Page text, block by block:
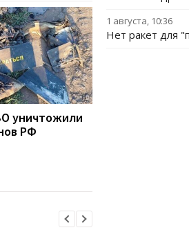
уничтожили
РФ
1 августа, 10:36
Нет ракет для